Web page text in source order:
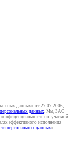
данных» от 27.07.2006,
данных . Мы, ЗАО
получаемой
эффективного исполнения
персональных данных».